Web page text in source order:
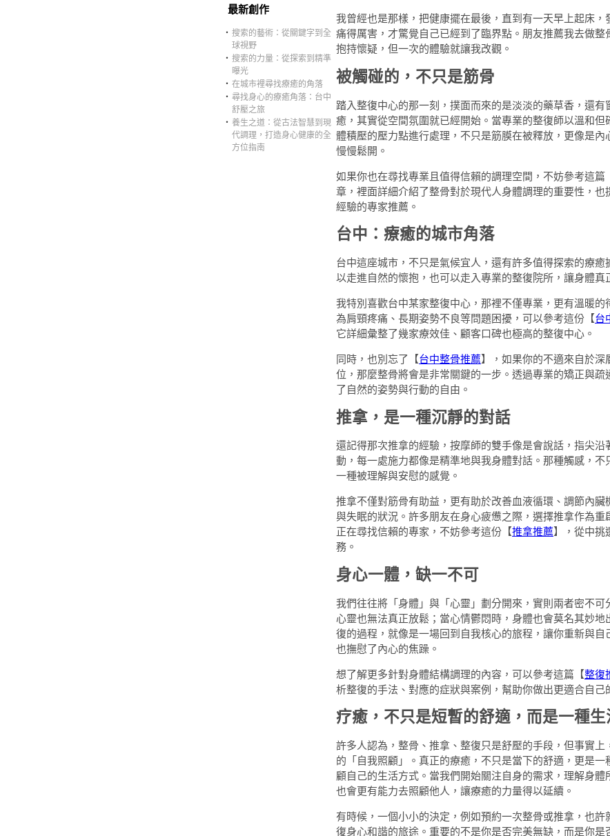
最新創作
‧ 搜索的藝術：從關鍵字到全
球視野
‧ 搜索的力量：從探索到精準
曝光
‧ 在城市裡尋找療癒的角落
‧ 尋找身心的療癒角落：台中
舒壓之旅
‧ 養生之道：從古法智慧到現
代調理，打造身心健康的全
方位指南
我曾經也是那樣，把健康擺在最後，直到有一天早上起床，
痛得厲害，才驚覺自己已經到了臨界點。朋友推薦我去做整
抱持懷疑，但一次的體驗就讓我改觀。
被觸碰的，不只是筋骨
踏入整復中心的那一刻，撲面而來的是淡淡的藥草香，還有
癒，其實從空間氛圍就已經開始。當專業的整復師以溫和但
體積壓的壓力點進行處理，不只是筋膜在被釋放，更像是內
慢慢鬆開。
如果你也在尋找專業且值得信賴的調理空間，不妨參考這篇
章，裡面詳細介紹了整骨對於現代人身體調理的重要性，也
經驗的專家推薦。
台中：療癒的城市角落
台中這座城市，不只是氣候宜人，還有許多值得探索的療癒
以走進自然的懷抱，也可以走入專業的整復院所，讓身體真
我特別喜歡台中某家整復中心，那裡不僅專業，更有溫暖的
為肩頸疼痛、長期姿勢不良等問題困擾，可以參考這份【台
它詳細彙整了幾家療效佳、顧客口碑也極高的整復中心。
同時，也別忘了【台中整骨推薦】，如果你的不適來自於深
位，那麼整骨將會是非常關鍵的一步。透過專業的矯正與疏
了自然的姿勢與行動的自由。
推拿，是一種沉靜的對話
還記得那次推拿的經驗，按摩師的雙手像是會說話，指尖沿
動，每一處施力都像是精準地與我身體對話。那種觸感，不
一種被理解與安慰的感覺。
推拿不僅對筋骨有助益，更有助於改善血液循環、調節內臟
與失眠的狀況。許多朋友在身心疲憊之際，選擇推拿作為重
正在尋找信賴的專家，不妨參考這份【推拿推薦】，從中挑
務。
身心一體，缺一不可
我們往往將「身體」與「心靈」劃分開來，實則兩者密不可
心靈也無法真正放鬆；當心情鬱悶時，身體也會莫名其妙地
復的過程，就像是一場回到自我核心的旅程，讓你重新與自
也撫慰了內心的焦躁。
想了解更多針對身體結構調理的內容，可以參考這篇【整復
析整復的手法、對應的症狀與案例，幫助你做出更適合自己
疗癒，不只是短暫的舒適，而是一種生
許多人認為，整骨、推拿、整復只是舒壓的手段，但事實上
的「自我照顧」。真正的療癒，不只是當下的舒適，更是一
顧自己的生活方式。當我們開始關注自身的需求，理解身體
也會更有能力去照顧他人，讓療癒的力量得以延續。
有時候，一個小小的決定，例如預約一次整骨或推拿，也許
復身心和諧的旅途。重要的不是你是否完美無缺，而是你是